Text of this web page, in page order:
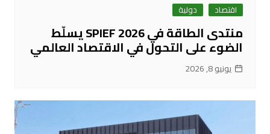
اقتصاد دولية
منتدى الطاقة في SPIEF 2026 يسلّط
الضوء على التحول في الاقتصاد العالمي
يونيو 8, 2026